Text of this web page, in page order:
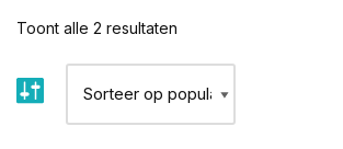
Toont alle 2 resultaten